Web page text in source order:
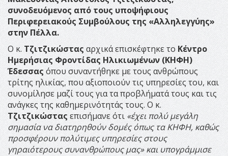
συνοδευόμενος από τους υποψήφιους
Περιφερειακούς Συμβούλους της «Αλληλεγγύης»
στην Πέλλα.
Ο κ. Τζιτζικώσταςαρχικά επισκέφτηκε το Κέντρο
Ημερήσιας Φροντίδας Ηλικιωμένων (ΚΗΦΗ)
Έδεσσας όπου συναντήθηκε με τους ανθρώπους
τρίτης ηλικίας, που αξιοποιούν τις υπηρεσίες του, και
συνομίλησε μαζί τους για τα προβλήματά τους και τις
ανάγκες της καθημερινότητάς τους. Ο κ.
Τζιτζικώστας επισήμανε ότι«έχει πολύ μεγάλη
σημασία να διατηρηθούν δομές όπως τα ΚΗΦΗ, καθώς
προσφέρουν πολύτιμες υπηρεσίες στους
γηραιότερους συνανθρώπους μας» και υπογράμμισε